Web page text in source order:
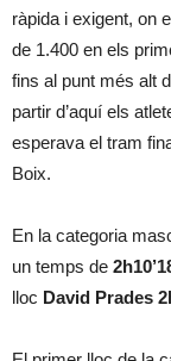
ràpida i exigent, on
de 1.400 en els
fins al punt més alt
partir d’aquí els
esperava el tram
Boix.
En la categoria
un temps de
lloc David Prades